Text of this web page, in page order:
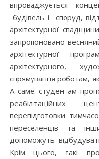
впроваджується
будівель і споруд,
архітектурної
запропоновано
архітектурної
архітектурного,
спрямування роботам,
А саме: студентам
реабілітаційних
перепідготовки,
переселенців та
допоможуть
Крім цього, такі